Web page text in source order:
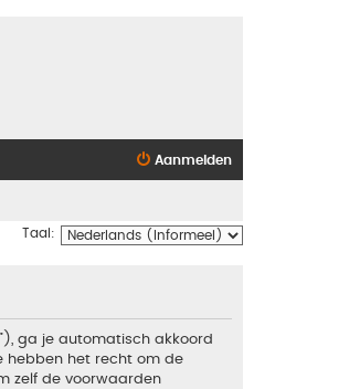
Aanmelden
Taal:
ga je automatisch akkoord
hebben het recht om de
zelf de voorwaarden